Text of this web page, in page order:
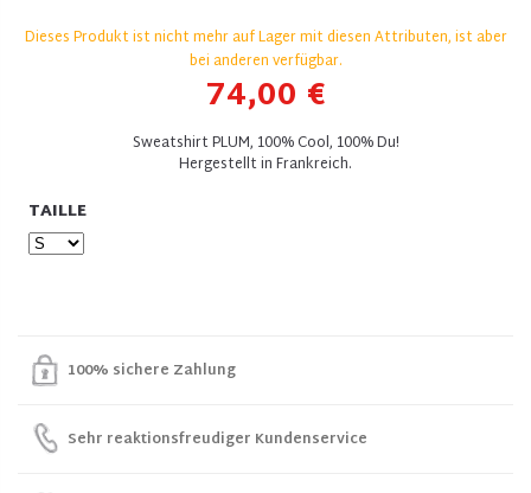
Dieses Produkt ist nicht mehr auf Lager mit diesen Attributen, ist aber
bei anderen verfügbar.
74,00 €
Sweatshirt PLUM, 100% Cool, 100% Du!
Hergestellt in Frankreich.
TAILLE
100% sichere Zahlung
Sehr reaktionsfreudiger Kundenservice